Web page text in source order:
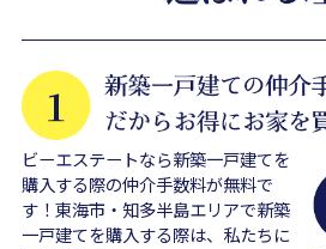
ビーエステートなら新築一戸建てを
購入する際の仲介手数料が無料で
す！東海市・知多半島エリアで新築
一戸建てを購入する際は、私たちに